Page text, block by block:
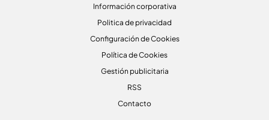
Información corporativa
Politica de privacidad
Configuración de Cookies
Política de Cookies
Gestión publicitaria
RSS
Contacto